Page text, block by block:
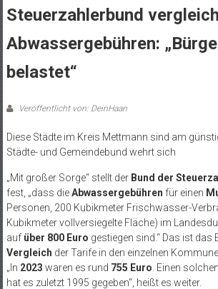
Steuerzahlerbund
Abwassergebühren:
belastet“
Veröffentlicht von: DeinHaan
Diese Städte im Kreis Mettmann sind am
Städte- und Gemeindebund wehrt sich
„Mit großer Sorge“ stellt der Bund der
fest, „dass dieAbwassergebühren für einen
Personen, 200 Kubikmeter Frischwasser-
Kubikmeter vollversiegelte Fläche) im
auf über 800 Euro gestiegen sind.“ Das ist das
Vergleich der Tarife in den einzelnen
„In 2023 waren es rund 755 Euro . Einen
hat es zuletzt 1995 gegeben“, heißt es weiter.